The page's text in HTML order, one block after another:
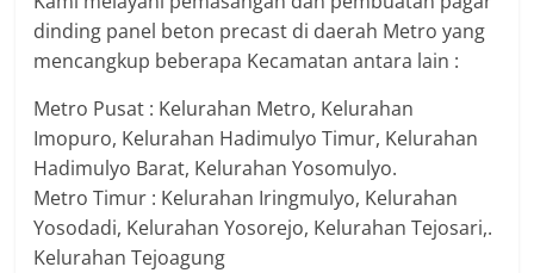
dinding panel beton precast di daerah Metro yang
mencangkup beberapa Kecamatan antara lain :
Metro Pusat : Kelurahan Metro, Kelurahan
Imopuro, Kelurahan Hadimulyo Timur, Kelurahan
Hadimulyo Barat, Kelurahan Yosomulyo.
Metro Timur : Kelurahan Iringmulyo, Kelurahan
Yosodadi, Kelurahan Yosorejo, Kelurahan Tejosari,.
Kelurahan Tejoagung